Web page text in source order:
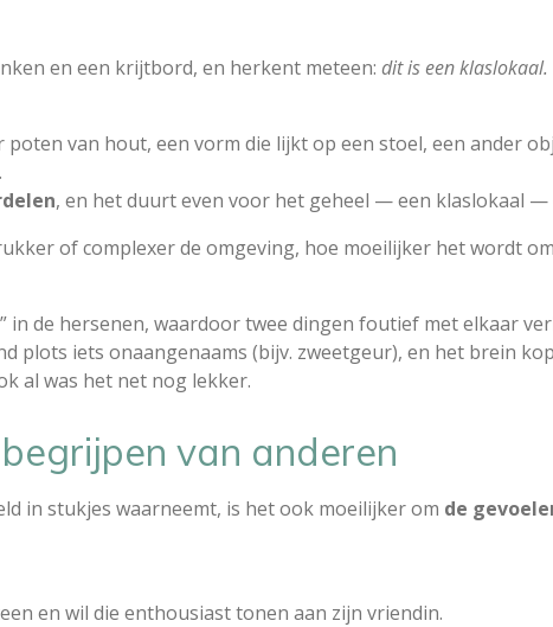
en een krijtbord, en herkent meteen: dit is een klaslokaal.
van hout, een vorm die lijkt op een stoel, een ander
, en het duurt even voor het geheel — een klaslokaal —
of complexer de omgeving, hoe moeilijker het wordt
in de hersenen, waardoor twee dingen foutief met elkaar
plots iets onaangenaams (bijv. zweetgeur), en het brein
al was het net nog lekker.
van anderen
in stukjes waarneemt, is het ook moeilijker om de
en wil die enthousiast tonen aan zijn vriendin.